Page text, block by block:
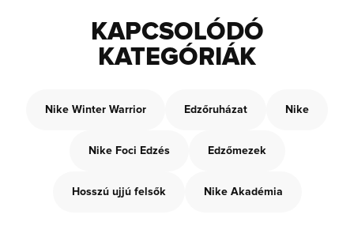
KAPCSOLÓDÓ
KATEGÓRIÁK
Nike Winter Warrior Edzőruházat Nike
Nike Foci Edzés Edzőmezek
Hosszú ujjú felsők Nike Akadémia